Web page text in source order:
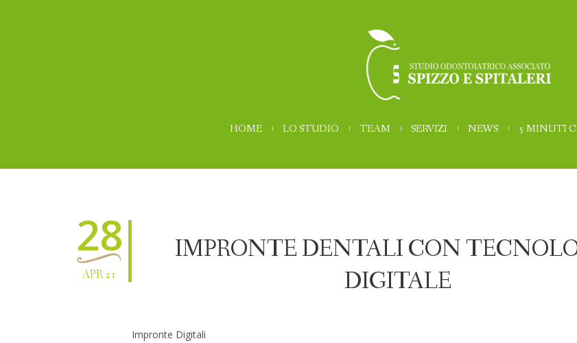
HOME LO STUDIO TEAM SERVIZI NEWS 5 MINUTI
IMPRONTE DENTALI CON
DIGITALE
28
APR 21
Impronte Digitali